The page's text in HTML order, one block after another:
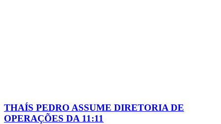
THAÍS PEDRO ASSUME DIRETORIA DE
OPERAÇÕES DA 11:11